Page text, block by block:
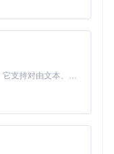
MiniMax H3 是一个通用的全模态生成系统。它支持对由文本、图像、视频和音频组成的多模态上下文进行统一理解，并能生成分辨率高达 2K、时长可达 15 秒的带原生立体声音频的视频。得益于面向任务泛化的系统设计，H3 在预训练阶段就已具备广泛的多模态上下文理解与生成能力，能够出色地执行复杂的多模态指令。